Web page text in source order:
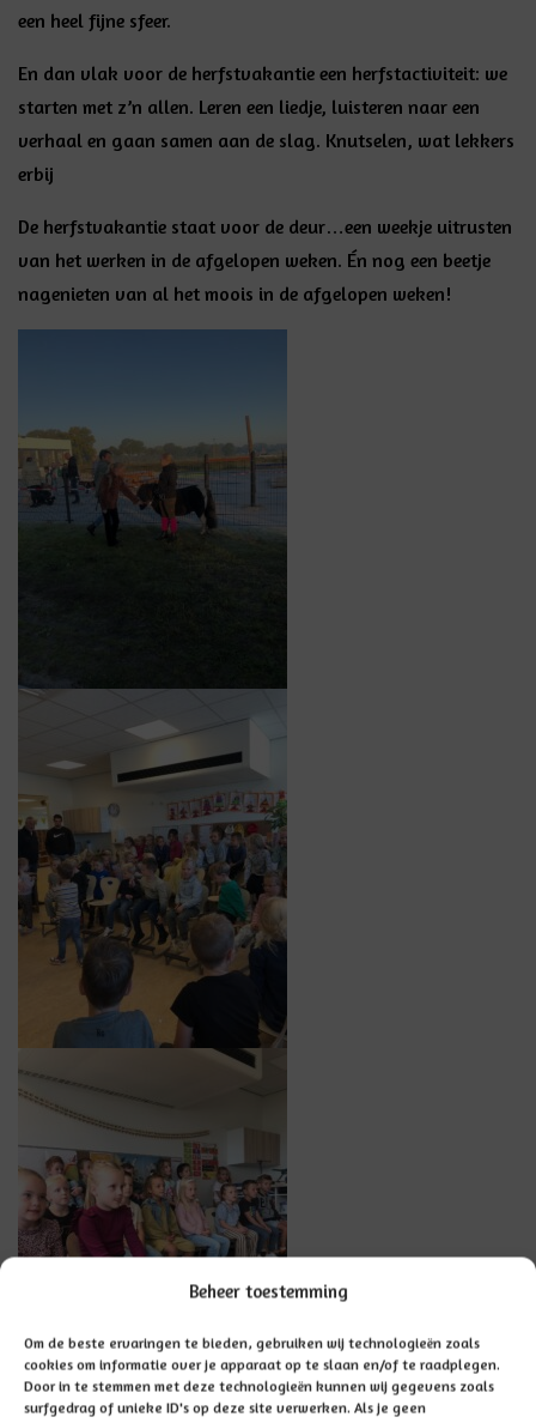
Beheer toestemming
Om de beste ervaringen te bieden, gebruiken wij technologieën zoals
cookies om informatie over je apparaat op te slaan en/of te raadplegen.
Door in te stemmen met deze technologieën kunnen wij gegevens zoals
surfgedrag of unieke ID's op deze site verwerken. Als je geen
een heel fijne sfeer.
En dan vlak voor de herfstvakantie een herfstactiviteit: we
starten met z’n allen. Leren een liedje, luisteren naar een
verhaal en gaan samen aan de slag. Knutselen, wat lekkers
erbij
De herfstvakantie staat voor de deur…een weekje uitrusten
van het werken in de afgelopen weken. Én nog een beetje
nagenieten van al het moois in de afgelopen weken!